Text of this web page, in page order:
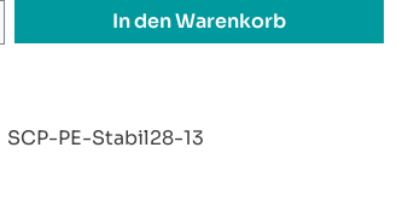
Gib den gewünschten
In den Warenkorb
SCP-PE-Stabil28-13